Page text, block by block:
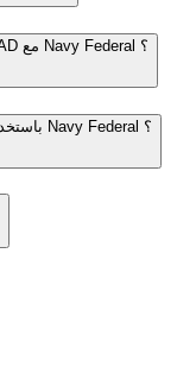
ما هي المدة التي يستغرقها التحويل من USD إلى CAD مع Navy Federal ؟
هل يمكنني إرسال مبالغ كبيرة من USD إلى CAD باستخدام Navy Federal ؟